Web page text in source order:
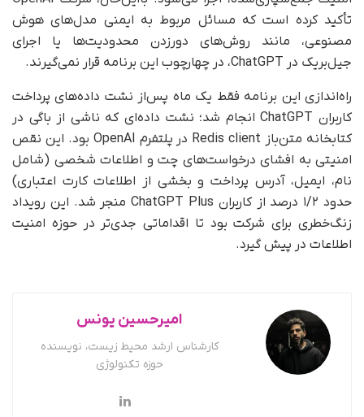
تأکید کرده است که مسائل مربوط به ایمنی مدل‌های هوش
مصنوعی، مانند روش‌های دور‌زدن محدودیت‌ها یا اجرای
جیل‌بریک در ChatGPT، در چهارچوب این برنامه قرار نمی‌گیرند.
راه‌اندازی این برنامه فقط یک ماه پس‌از نشت داده‌های پرداخت
کاربران ChatGPT انجام شد؛ نشت داده‌ای که ناشی از باگی در
کتابخانه متن‌باز Redis client در پلتفرم OpenAI بود. این نقص
امنیتی به افشای درخواست‌های چت و اطلاعات شخصی (شامل
نام، ایمیل، آدرس پرداخت و بخشی از اطلاعات کارت اعتباری)
حدود ۱/۲ درصد از کاربران ChatGPT Plus منجر شد. این رویداد
زنگ‌خطری برای شرکت بود تا اقداماتی جدی‌تر در حوزه امنیت
اطلاعات در پیش گیرد.
امیرحسین یونس
کارشناس ارشد محیط زیست، نویسنده
حوزه تکنولوژی